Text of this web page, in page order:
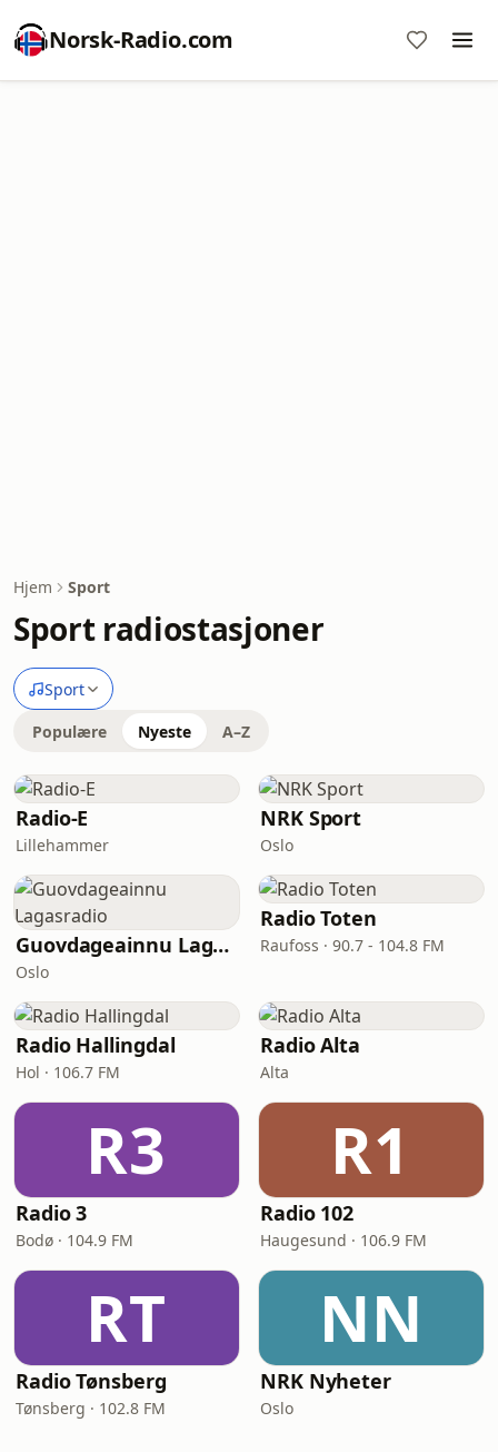
Norsk-Radio.com
Hjem Sport
Sport radiostasjoner
Sport
Populære Nyeste A–Z
Radio-E
Lillehammer
NRK Sport
Oslo
Guovdageainnu Lagasradio
Oslo
Radio Toten
Raufoss · 90.7 - 104.8 FM
Radio Hallingdal
Hol · 106.7 FM
Radio Alta
Alta
R3
Radio 3
Bodø · 104.9 FM
R1
Radio 102
Haugesund · 106.9 FM
RT
Radio Tønsberg
Tønsberg · 102.8 FM
NN
NRK Nyheter
Oslo